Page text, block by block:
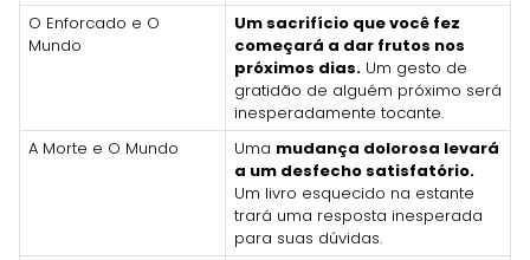
O Enforcado e O
Mundo
Um sacrifício que você fez
começará a dar frutos nos
próximos dias. Um gesto de
gratidão de alguém próximo será
inesperadamente tocante.
A Morte e O Mundo
Uma mudança dolorosa levará
a um desfecho satisfatório.
Um livro esquecido na estante
trará uma resposta inesperada
para suas dúvidas.